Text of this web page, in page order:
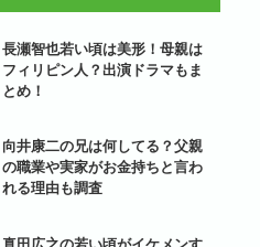
長瀬智也若い頃は美形！母親は
フィリピン人？出演ドラマもま
とめ！
向井康二の兄は何してる？父親
の職業や実家がお金持ちと言わ
れる理由も調査